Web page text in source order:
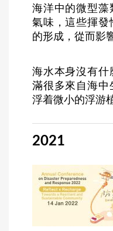
海洋中的微型藻
氣味，這些揮發
的形成，從而影
海水本身沒有什
滿很多來自海中
浮着微小的浮游
2021